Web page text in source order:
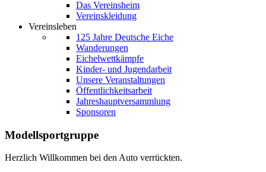
Das Vereinsheim
Vereinskleidung
Vereinsleben
125 Jahre Deutsche Eiche
Wanderungen
Eichelwettkämpfe
Kinder- und Jugendarbeit
Unsere Veranstaltungen
Öffentlichkeitsarbeit
Jahreshauptversammlung
Sponsoren
Modellsportgruppe
Herzlich Willkommen bei den Auto verrückten.